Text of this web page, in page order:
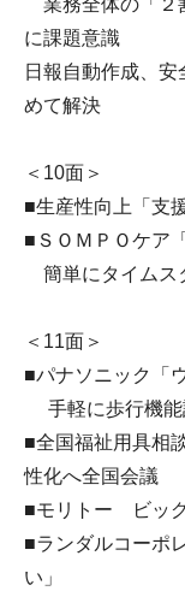
業務全体の「２
に課題意識
日報自動作成、
めて解決
＜10面＞
■生産性向上「支
■ＳＯＭＰＯケア
簡単にタイムス
＜11面＞
■パナソニック「
手軽に歩行機
■全国福祉用具相
性化へ全国会議
■モリトー ビッ
■ランダルコーポ
い」